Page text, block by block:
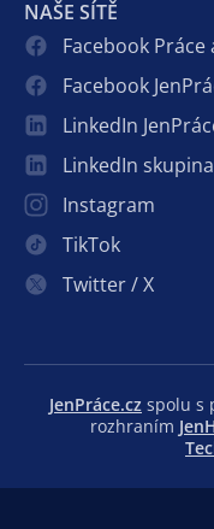
NAŠE SÍTĚ
Facebook Práce
Facebook
LinkedIn
LinkedIn
Instagram
TikTok
Twitter / X
JenPráce.cz spolu s
rozhraním